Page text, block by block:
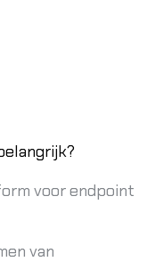
voor endpoint
van